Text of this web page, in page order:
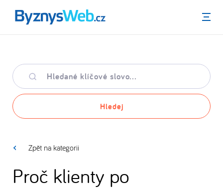
Menu
Hledané
klíčové
slovo
Hledej
Zpět na kategorii
Proč klienty po